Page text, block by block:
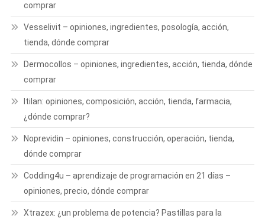
comprar
Vesselivit – opiniones, ingredientes, posología, acción,
tienda, dónde comprar
Dermocollos – opiniones, ingredientes, acción, tienda, dónde
comprar
ltilan: opiniones, composición, acción, tienda, farmacia,
¿dónde comprar?
Noprevidin – opiniones, construcción, operación, tienda,
dónde comprar
Codding4u – aprendizaje de programación en 21 días –
opiniones, precio, dónde comprar
Xtrazex: ¿un problema de potencia? Pastillas para la